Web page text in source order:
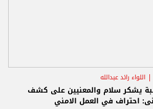
اللواء رائد عبدالله
يشكر سلام والمعنيين على كشف
احتراف في العمل الامني